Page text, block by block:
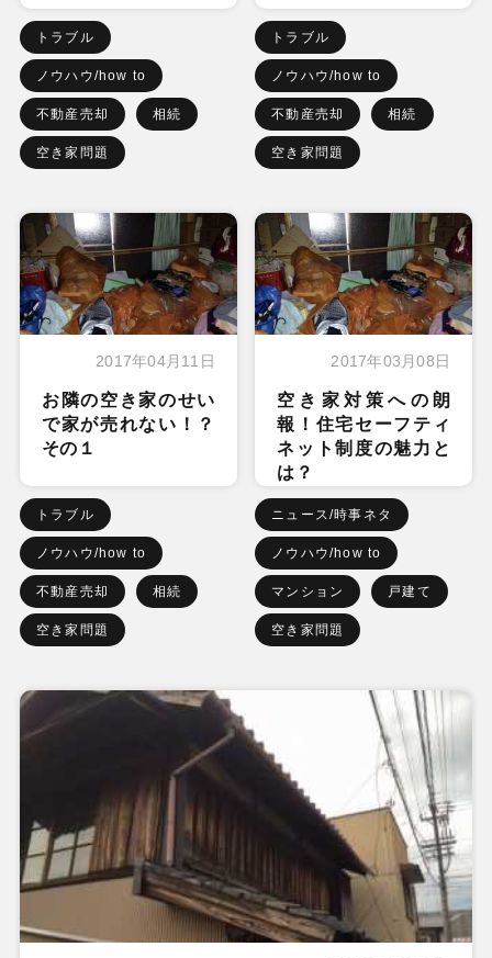
トラブル
ノウハウ/how to
不動産売却 相続
空き家問題
トラブル
ノウハウ/how to
不動産売却 相続
空き家問題
2017年04月11日
お隣の空き家のせい
で家が売れない！？
その１
トラブル
ノウハウ/how to
不動産売却 相続
空き家問題
2017年03月08日
空き家対策への朗
報！住宅セーフティ
ネット制度の魅力と
は？
ニュース/時事ネタ
ノウハウ/how to
マンション 戸建て
空き家問題